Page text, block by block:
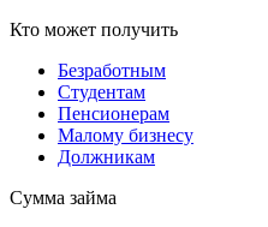
Кто может получить
Безработным
Студентам
Пенсионерам
Малому бизнесу
Должникам
Сумма займа